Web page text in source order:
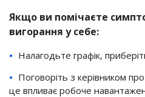
Якщо ви помічаєте
вигорання у себе:
Налагодьте графік,
Поговоріть з керівником
це впливає робоче